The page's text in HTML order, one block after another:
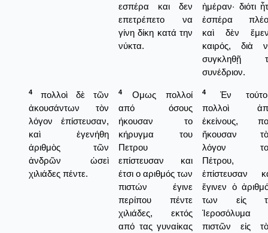
εσπέρα και δεν
επετρέπετο να
γίνη δίκη κατά την
νύκτα.
ἡμέραν· διότι
ἑσπέρα
καὶ δὲν
καιρός, διὰ
συγκληθῇ
συνέδριον.
4
πολλοὶ δὲ τῶν
ἀκουσάντων τὸν
λόγον ἐπίστευσαν,
καὶ ἐγενήθη
ἀριθμὸς τῶν
ἀνδρῶν ὡσεὶ
χιλιάδες πέντε.
4
Ομως πολλοί
από όσους
ήκουσαν το
κήρυγμα του
Πετρου
επίστευσαν και
έτσι ο αριθμός των
πιστών έγινε
περίπου πέντε
χιλιάδες, εκτός
από τας γυναίκας
4
Ἐν
πολλοὶ
ἐκείνους,
ἤκουσαν
λόγον
Πέτρου,
ἐπίστευσαν
ἔγινεν ὁ
των εἰς
Ἱεροσόλυμα
πιστῶν εἰς